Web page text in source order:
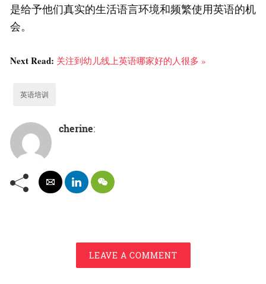
是给予他们真实的生活语言环境和频繁使用英语的机
会。
Next Read: 关注到幼儿线上英语哪家好的人很多 »
英语培训
cherine:
LEAVE A COMMENT